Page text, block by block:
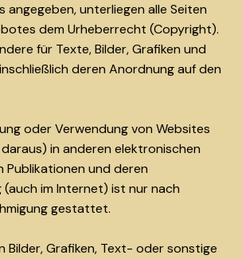
angegeben, unterliegen alle Seiten
dem Urheberrecht (Copyright).
für Texte, Bilder, Grafiken und
deren Anordnung auf den
oder Verwendung von Websites
in anderen elektronischen
und deren
im Internet) ist nur nach
gestattet.
Bilder, Grafiken, Text- oder sonstige